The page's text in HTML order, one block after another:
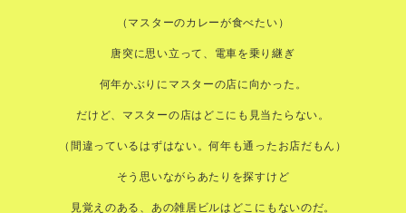
（マスターのカレーが食べたい）
唐突に思い立って、電車を乗り継ぎ
何年かぶりにマスターの店に向かった。
だけど、マスターの店はどこにも見当たらない。
（間違っているはずはない。何年も通ったお店だもん）
そう思いながらあたりを探すけど
見覚えのある、あの雑居ビルはどこにもないのだ。